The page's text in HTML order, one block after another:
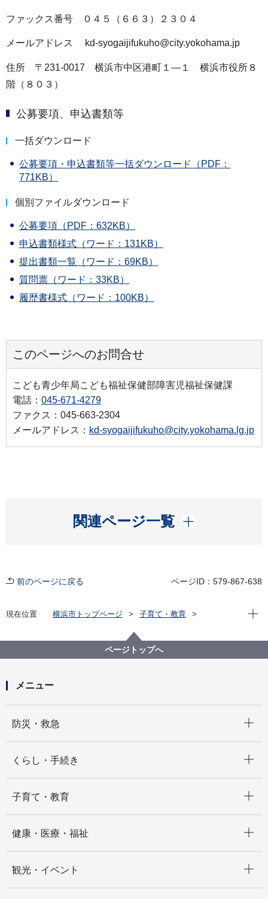
ファックス番号 ０４５（６６３）２３０４
メールアドレス kd-syogaijifukuho@city.yokohama.jp
住所 〒231-0017 横浜市中区港町１―１ 横浜市役所８
階（８０３）
公募要項、申込書類等
一括ダウンロード
公募要項・申込書類等一括ダウンロード（PDF：
771KB）
個別ファイルダウンロード
公募要項（PDF：632KB）
申込書類様式（ワード：131KB）
提出書類一覧（ワード：69KB）
質問票（ワード：33KB）
履歴書様式（ワード：100KB）
このページへのお問合せ
こども青少年局こども福祉保健部障害児福祉保健課
電話： 045-671-4279
ファクス：045-663-2304
メールアドレス： kd-syogaijifukuho@city.yokohama.lg.jp
関連ページ一覧
開く
前のページに戻る ページID：579-867-638
現在位置 横浜市トップページ
子育て・教育
現在
ページトップへ
メニュー
防災・救急
くらし・手続き
子育て・教育
健康・医療・福祉
観光・イベント